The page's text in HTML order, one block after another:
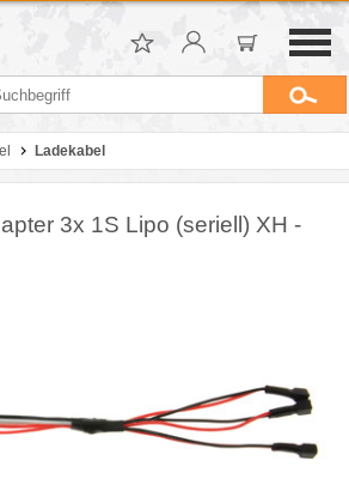
Ladekabel
3x 1S Lipo (seriell) XH -